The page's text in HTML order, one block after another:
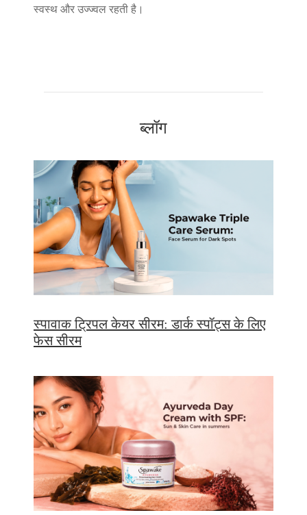
स्वस्थ और उज्ज्वल रहती है।
ब्लॉग
स्पावाक ट्रिपल केयर सीरम: डार्क स्पॉट्स के लिए
फेस सीरम